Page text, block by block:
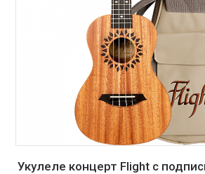
Укулеле концерт Flight с